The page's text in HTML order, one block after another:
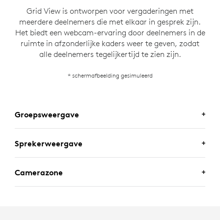
Grid View is ontworpen voor vergaderingen met
meerdere deelnemers die met elkaar in gesprek zijn.
Het biedt een webcam-ervaring door deelnemers in de
ruimte in afzonderlijke kaders weer te geven, zodat
alle deelnemers tegelijkertijd te zien zijn.
* schermafbeelding gesimuleerd
Groepsweergave
Sprekerweergave
Camerazone